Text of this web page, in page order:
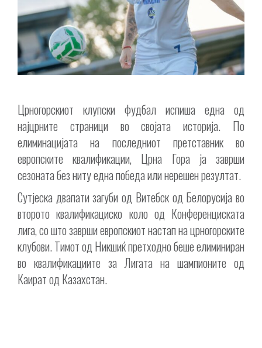
Црногорскиот клупски фудбал испиша една од
најцрните страници во својата историја. По
елиминацијата на последниот претставник во
европските квалификации, Црна Гора ја заврши
сезоната без ниту една победа или нерешен резултат.
Сутјеска двапати загуби од Витебск од Белорусија во
второто квалификациско коло од Конференциската
лига, со што заврши европскиот настап на црногорските
клубови. Тимот од Никшиќ претходно беше елиминиран
во квалификациите за Лигата на шампионите од
Каират од Казахстан.